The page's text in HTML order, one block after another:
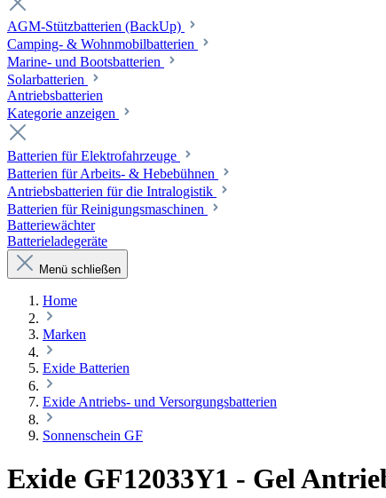
AGM-Stützbatterien (BackUp)
Camping- & Wohnmobilbatterien
Marine- und Bootsbatterien
Solarbatterien
Antriebsbatterien
Kategorie anzeigen
Batterien für Elektrofahrzeuge
Batterien für Arbeits- & Hebebühnen
Antriebsbatterien für die Intralogistik
Batterien für Reinigungsmaschinen
Batteriewächter
Batterieladegeräte
Menü schließen
Home
Marken
Exide Batterien
Exide Antriebs- und Versorgungsbatterien
Sonnenschein GF
Exide GF12033Y1 - Gel